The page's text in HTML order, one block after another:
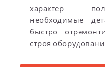
характер
необходимые
быстро
строя